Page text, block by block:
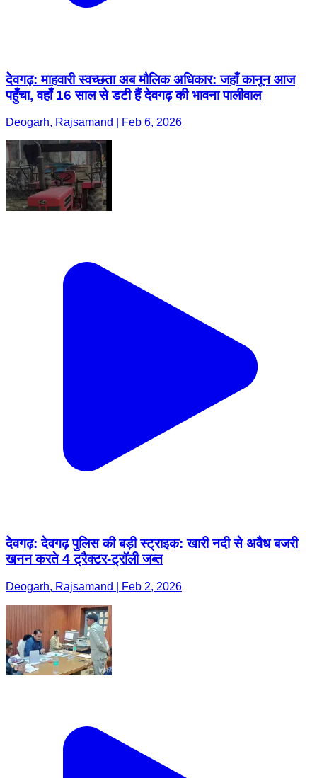
देेवगढ़: माहवारी स्वच्छता अब मौलिक अधिकार: जहाँ कानून आज
पहुँचा, वहाँ 16 साल से डटी हैं देवगढ़ की भावना पालीवाल
Deogarh, Rajsamand | Feb 6, 2026
देेवगढ़: देवगढ़ पुलिस की बड़ी स्ट्राइक: खारी नदी से अवैध बजरी
खनन करते 4 ट्रैक्टर-ट्रॉली जब्त
Deogarh, Rajsamand | Feb 2, 2026